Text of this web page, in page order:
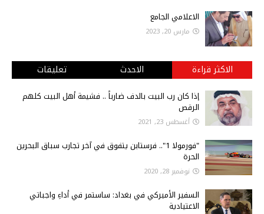
الاعلامي الجامع
مارس 20, 2023
الاكثر قراءة الاحدث تعليقات
إذا كان رب البيت بالدف ضارباً .. فشيمة أهل البيت كلهم
الرقص
أغسطس 23, 2021
"فورمولا 1".. فرستابن يتفوق في آخر تجارب سباق البحرين
الحرة
نوفمبر 28, 2020
السفير الأميركي في بغداد: ساستمر في أداءِ واجباتي
الاعتيادية